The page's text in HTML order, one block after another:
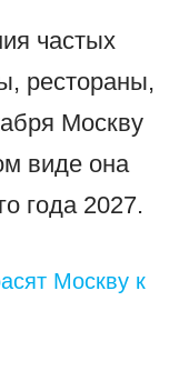
частых
рестораны,
Москву
виде она
года 2027.
Москву к